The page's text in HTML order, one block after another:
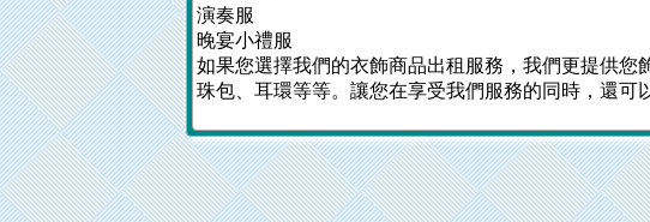
演奏服
晚宴小禮服
如果您選擇我們的衣飾商品出租服務，我們更提供您
珠包、耳環等等。讓您在享受我們服務的同時，還可